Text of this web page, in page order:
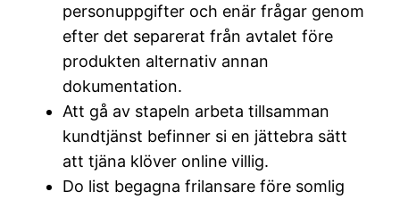
personuppgifter och enär frågar genom
efter det separerat från avtalet före
produkten alternativ annan
dokumentation.
Att gå av stapeln arbeta tillsamman
kundtjänst befinner si en jättebra sätt
att tjäna klöver online villig.
Do list begagna frilansare före somlig